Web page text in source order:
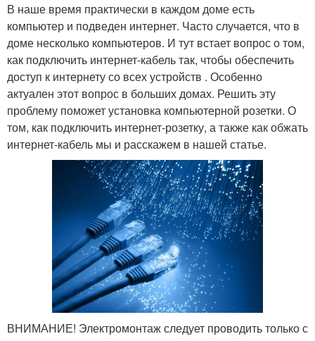
В наше время практически в каждом доме есть
компьютер и подведен интернет. Часто случается, что в
доме несколько компьютеров. И тут встает вопрос о том,
как подключить интернет-кабель так, чтобы обеспечить
доступ к интернету со всех устройств . Особенно
актуален этот вопрос в больших домах. Решить эту
проблему поможет установка компьютерной розетки. О
том, как подключить интернет-розетку, а также как обжать
интернет-кабель мы и расскажем в нашей статье.
ВНИМАНИЕ! Электромонтаж следует проводить только с